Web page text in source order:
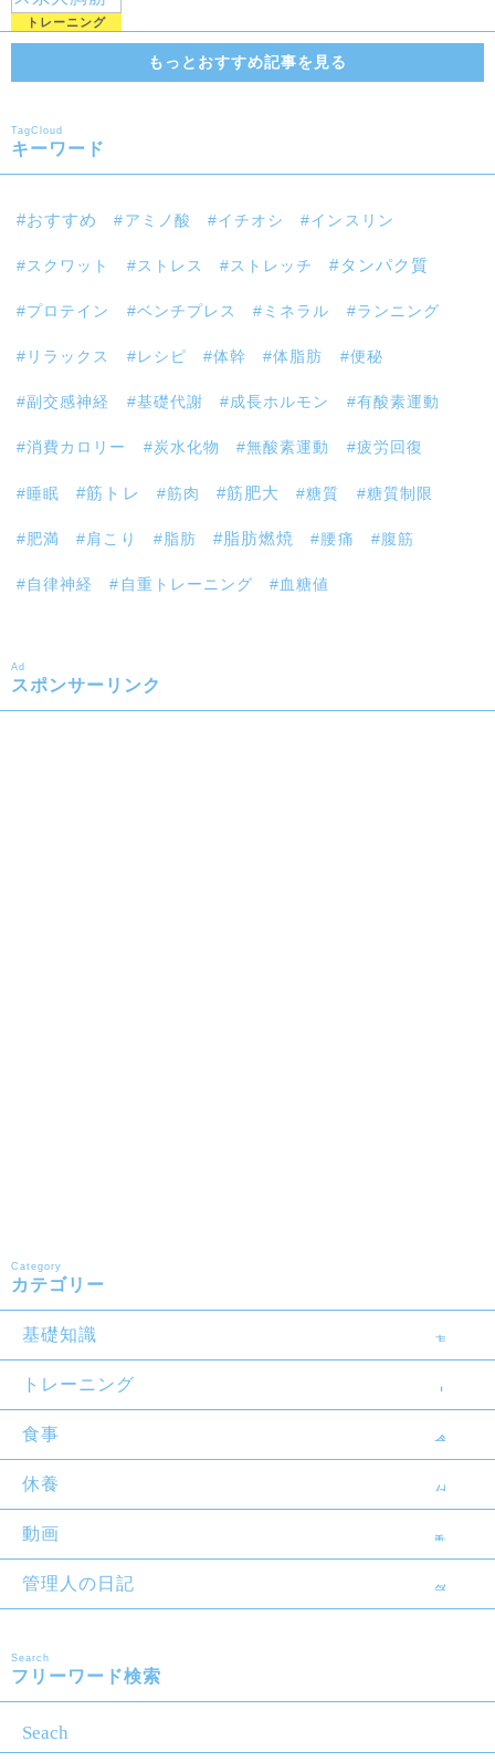
トレーニング
もっとおすすめ記事を見る
TagCloud
キーワード
おすすめ アミノ酸 イチオシ インスリン
スクワット ストレス ストレッチ タンパク質
プロテイン ベンチプレス ミネラル ランニング
リラックス レシピ 体幹 体脂肪 便秘
副交感神経 基礎代謝 成長ホルモン 有酸素運動
消費カロリー 炭水化物 無酸素運動 疲労回復
睡眠 筋トレ 筋肉 筋肥大 糖質 糖質制限
肥満 肩こり 脂肪 脂肪燃焼 腰痛 腹筋
自律神経 自重トレーニング 血糖値
Ad
スポンサーリンク
Category
カテゴリー
基礎知識
トレーニング
食事
休養
動画
管理人の日記
Search
フリーワード検索